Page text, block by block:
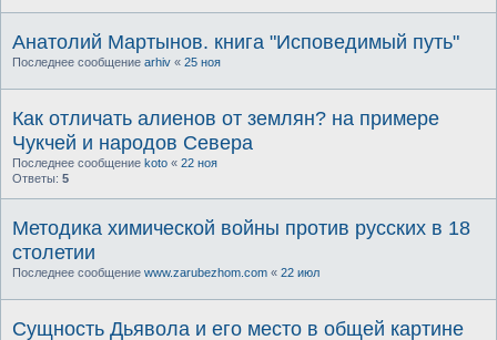
Анатолий Мартынов. книга "Исповедимый путь"
Последнее сообщение arhiv « 25 ноя
Как отличать алиенов от землян? на примере
Чукчей и народов Севера
Последнее сообщение koto « 22 ноя
Ответы: 5
Методика химической войны против русских в 18
столетии
Последнее сообщение www.zarubezhom.com « 22 июл
Сущность Дьявола и его место в общей картине